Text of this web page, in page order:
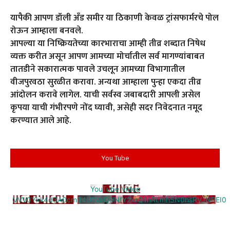
यापैकी आपण डॉली अँड समीर या ठिकाणी केवळ ट्रांसफार्मरचे पोल
रोऊन आम्हाला बनवले.
आपल्या या निष्क्रियतेच्या कारभाराचा आम्ही तीव्र शब्दात निषेध
व्यक्त करीत असून आपण आमच्या मोर्चातील सर्व मागण्यांबाबत
तातडीने सकारात्मक पावले उचलून आमच्या विभागातील
वीजपुरवठा सुरळीत करावा. अन्यथा आम्हाला पुन्हा एकदा तीव्र
आंदोलन करावे लागेल. याची सर्वस्व जबाबदारी आपली असेल
कृपया याची गंभीरपणे नोंद घ्यावी, असेही सदर निवेदनात नमूद
करण्यात आले आहे.
You Tube
YouTube Video
VVV0Ykk4d3A0cm94U1VaQUNfY2xrQ1hRLmh5N0hsRVJNREI0